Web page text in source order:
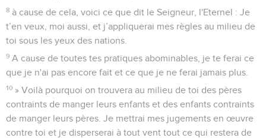
8 à cause de cela, voici ce que dit le Seigneur, l'Eternel : Je
t’en veux, moi aussi, et j’appliquerai mes règles au milieu de
toi sous les yeux des nations.
9 A cause de toutes tes pratiques abominables, je te ferai ce
que je n'ai pas encore fait et ce que je ne ferai jamais plus.
10 » Voilà pourquoi on trouvera au milieu de toi des pères
contraints de manger leurs enfants et des enfants contraints
de manger leurs pères. Je mettrai mes jugements en œuvre
contre toi et je disperserai à tout vent tout ce qui restera de